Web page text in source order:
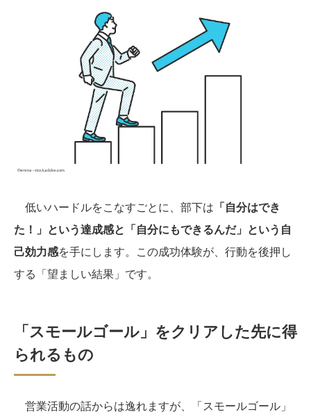
低いハードルをこなすごとに、部下は 「自分はでき
た！」という達成感と「自分にもできるんだ」という自
己効力感を手にします。この成功体験が、行動を後押し
する「望ましい結果」です。
「スモールゴール」をクリアした先に得
られるもの
営業活動の話からは逸れますが、「スモールゴール」